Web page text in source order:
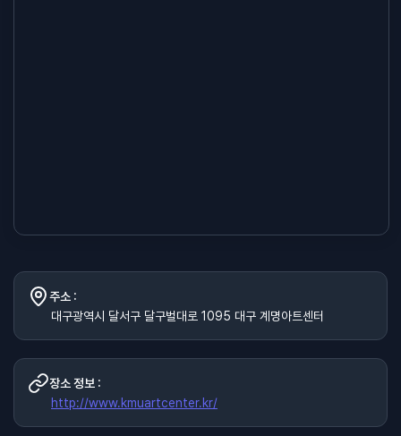
주소 :
대구광역시 달서구 달구벌대로 1095 대구 계명아트센터
장소 정보 :
http://www.kmuartcenter.kr/